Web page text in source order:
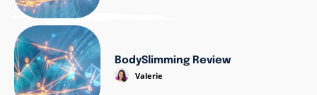
BodySlimming Review
Valerie